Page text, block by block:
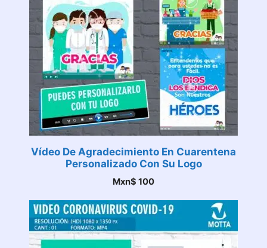
Vídeo De Agradecimiento En Cuarentena
Personalizado Con Su Logo
Mxn$ 100